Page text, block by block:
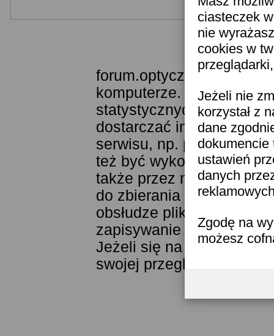
ciasteczek
nie
cookies w
Jeżeli nie
korzystał z
dane
dokumencie
ustawień
danych
Zgodę na
możesz
Jeżeli nie jesteś
forum.optyczne.pl
komputerze.
statystycznych. Pozwala
dostarczać im
serwisu, np. poprzez
też być wykorzystywane
także przez narzędzie
do zbierania statystyk.
obsłudze plików cookies
zapisywanie ich w
Jeżeli się na to nie
swojej przeglądarki.